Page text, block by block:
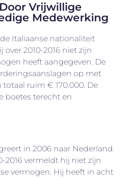
Vrijwillige
Medewerking
Italiaanse nationaliteit
2010-2016 niet zijn
heeft aangegeven. De
op met
ruim € 170.000. De
boetes terecht en
in 2006 naar Nederland.
2016 vermeldt hij niet zijn
vermogen. Hij heeft in acht